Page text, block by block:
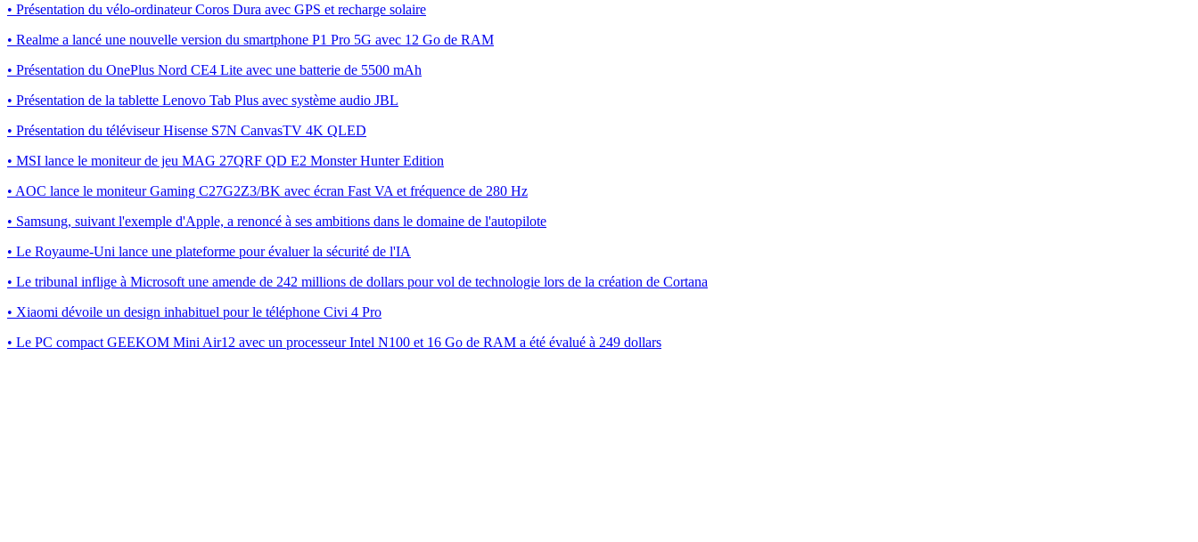
• Présentation du vélo-ordinateur Coros Dura avec GPS et recharge solaire
• Realme a lancé une nouvelle version du smartphone P1 Pro 5G avec 12 Go de RAM
• Présentation du OnePlus Nord CE4 Lite avec une batterie de 5500 mAh
• Présentation de la tablette Lenovo Tab Plus avec système audio JBL
• Présentation du téléviseur Hisense S7N CanvasTV 4K QLED
• MSI lance le moniteur de jeu MAG 27QRF QD E2 Monster Hunter Edition
• AOC lance le moniteur Gaming C27G2Z3/BK avec écran Fast VA et fréquence de 280 Hz
• Samsung, suivant l'exemple d'Apple, a renoncé à ses ambitions dans le domaine de l'autopilote
• Le Royaume-Uni lance une plateforme pour évaluer la sécurité de l'IA
• Le tribunal inflige à Microsoft une amende de 242 millions de dollars pour vol de technologie lors de la création de Cortana
• Xiaomi dévoile un design inhabituel pour le téléphone Civi 4 Pro
• Le PC compact GEEKOM Mini Air12 avec un processeur Intel N100 et 16 Go de RAM a été évalué à 249 dollars